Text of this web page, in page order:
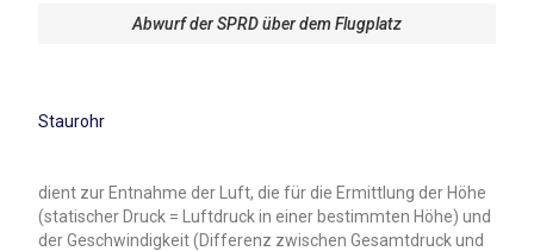
Abwurf der SPRD über dem Flugplatz
Staurohr
dient zur Entnahme der Luft, die für die Ermittlung der Höhe
(statischer Druck = Luftdruck in einer bestimmten Höhe) und
der Geschwindigkeit (Differenz zwischen Gesamtdruck und